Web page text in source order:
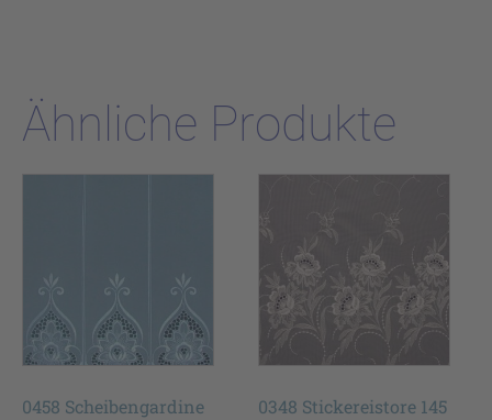
Ähnliche Produkte
0458 Scheibengardine
0348 Stickereistore 145